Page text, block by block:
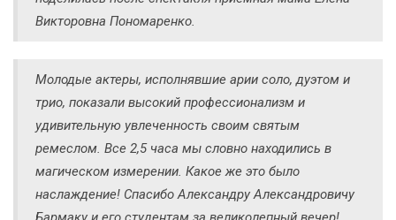
Викторовна Пономаренко.
Молодые актеры, исполнявшие арии соло, дуэтом и
трио, показали высокий профессионализм и
удивительную увлеченность своим святым
ремеслом. Все 2,5 часа мы словно находились в
магическом измерении. Какое же это было
наслаждение! Спасибо Александру Александровичу